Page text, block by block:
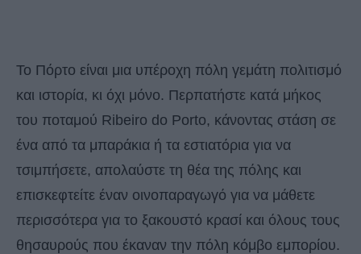
Το Πόρτο είναι μια υπέροχη πόλη γεμάτη πολιτισμό
και ιστορία, κι όχι μόνο. Περπατήστε κατά μήκος
του ποταμού Ribeiro do Porto, κάνοντας στάση σε
ένα από τα μπαράκια ή τα εστιατόρια για να
τσιμπήσετε, απολαύστε τη θέα της πόλης και
επισκεφτείτε έναν οινοπαραγωγό για να μάθετε
περισσότερα για το ξακουστό κρασί και όλους τους
θησαυρούς που έκαναν την πόλη κόμβο εμπορίου.